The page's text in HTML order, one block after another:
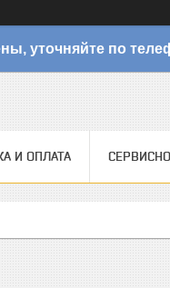
уточняйте по
И ОПЛАТА